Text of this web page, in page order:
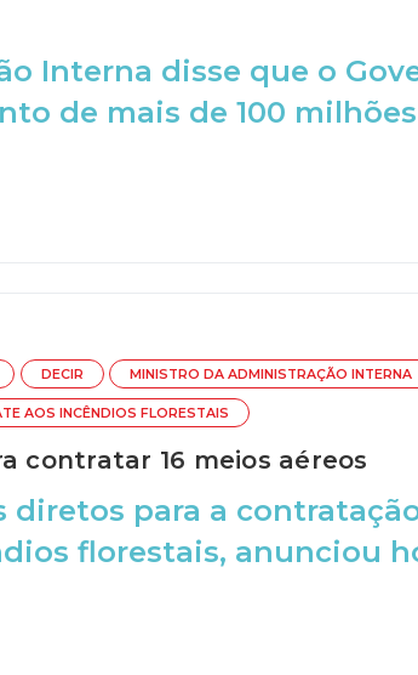
Interna disse que o
de mais de 100
DECIR MINISTRO DA ADMINISTRAÇÃO INTERNA
AOS INCÊNDIOS FLORESTAIS
contratar 16 meios aéreos
diretos para a
florestais, anunciou